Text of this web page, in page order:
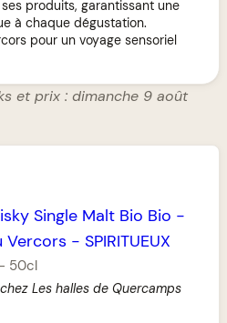
produits, garantissant une
à chaque dégustation.
pour un voyage sensoriel
et prix : dimanche 9 août
Single Malt Bio Bio -
Vercors -SPIRITUEUX
- 50cl
Les halles de Quercamps